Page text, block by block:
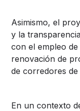
Asimismo, el
y la
con el empleo
renovación de
de corredores de
En un contexto